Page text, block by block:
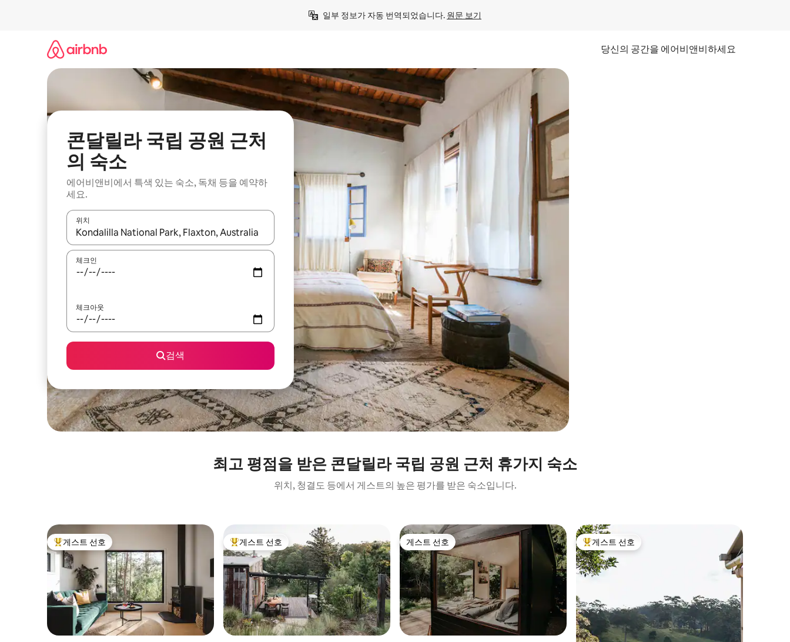
일부 정보가 자동 번역되었습니다. 원문 보기
당신의 공간을 에어비앤비하세요
콘달릴라 국립 공원 근처
의 숙소
에어비앤비에서 특색 있는 숙소, 독채 등을 예약하
세요.
위치
결과가 나오면 위·아래 화살표 키를 사용하거나 터치 또는 스와이프 동작으로 탐색하세요.
체크인
체크아웃
검색
최고 평점을 받은 콘달릴라 국립 공원 근처 휴가지 숙소
위치, 청결도 등에서 게스트의 높은 평가를 받은 숙소입니다.
상위 게스트 선호
게스트 선호 상위 게스트 선호
게스트 선호 게스트 선호
게스트 선호 상위 게스트 선호
게스트 선호